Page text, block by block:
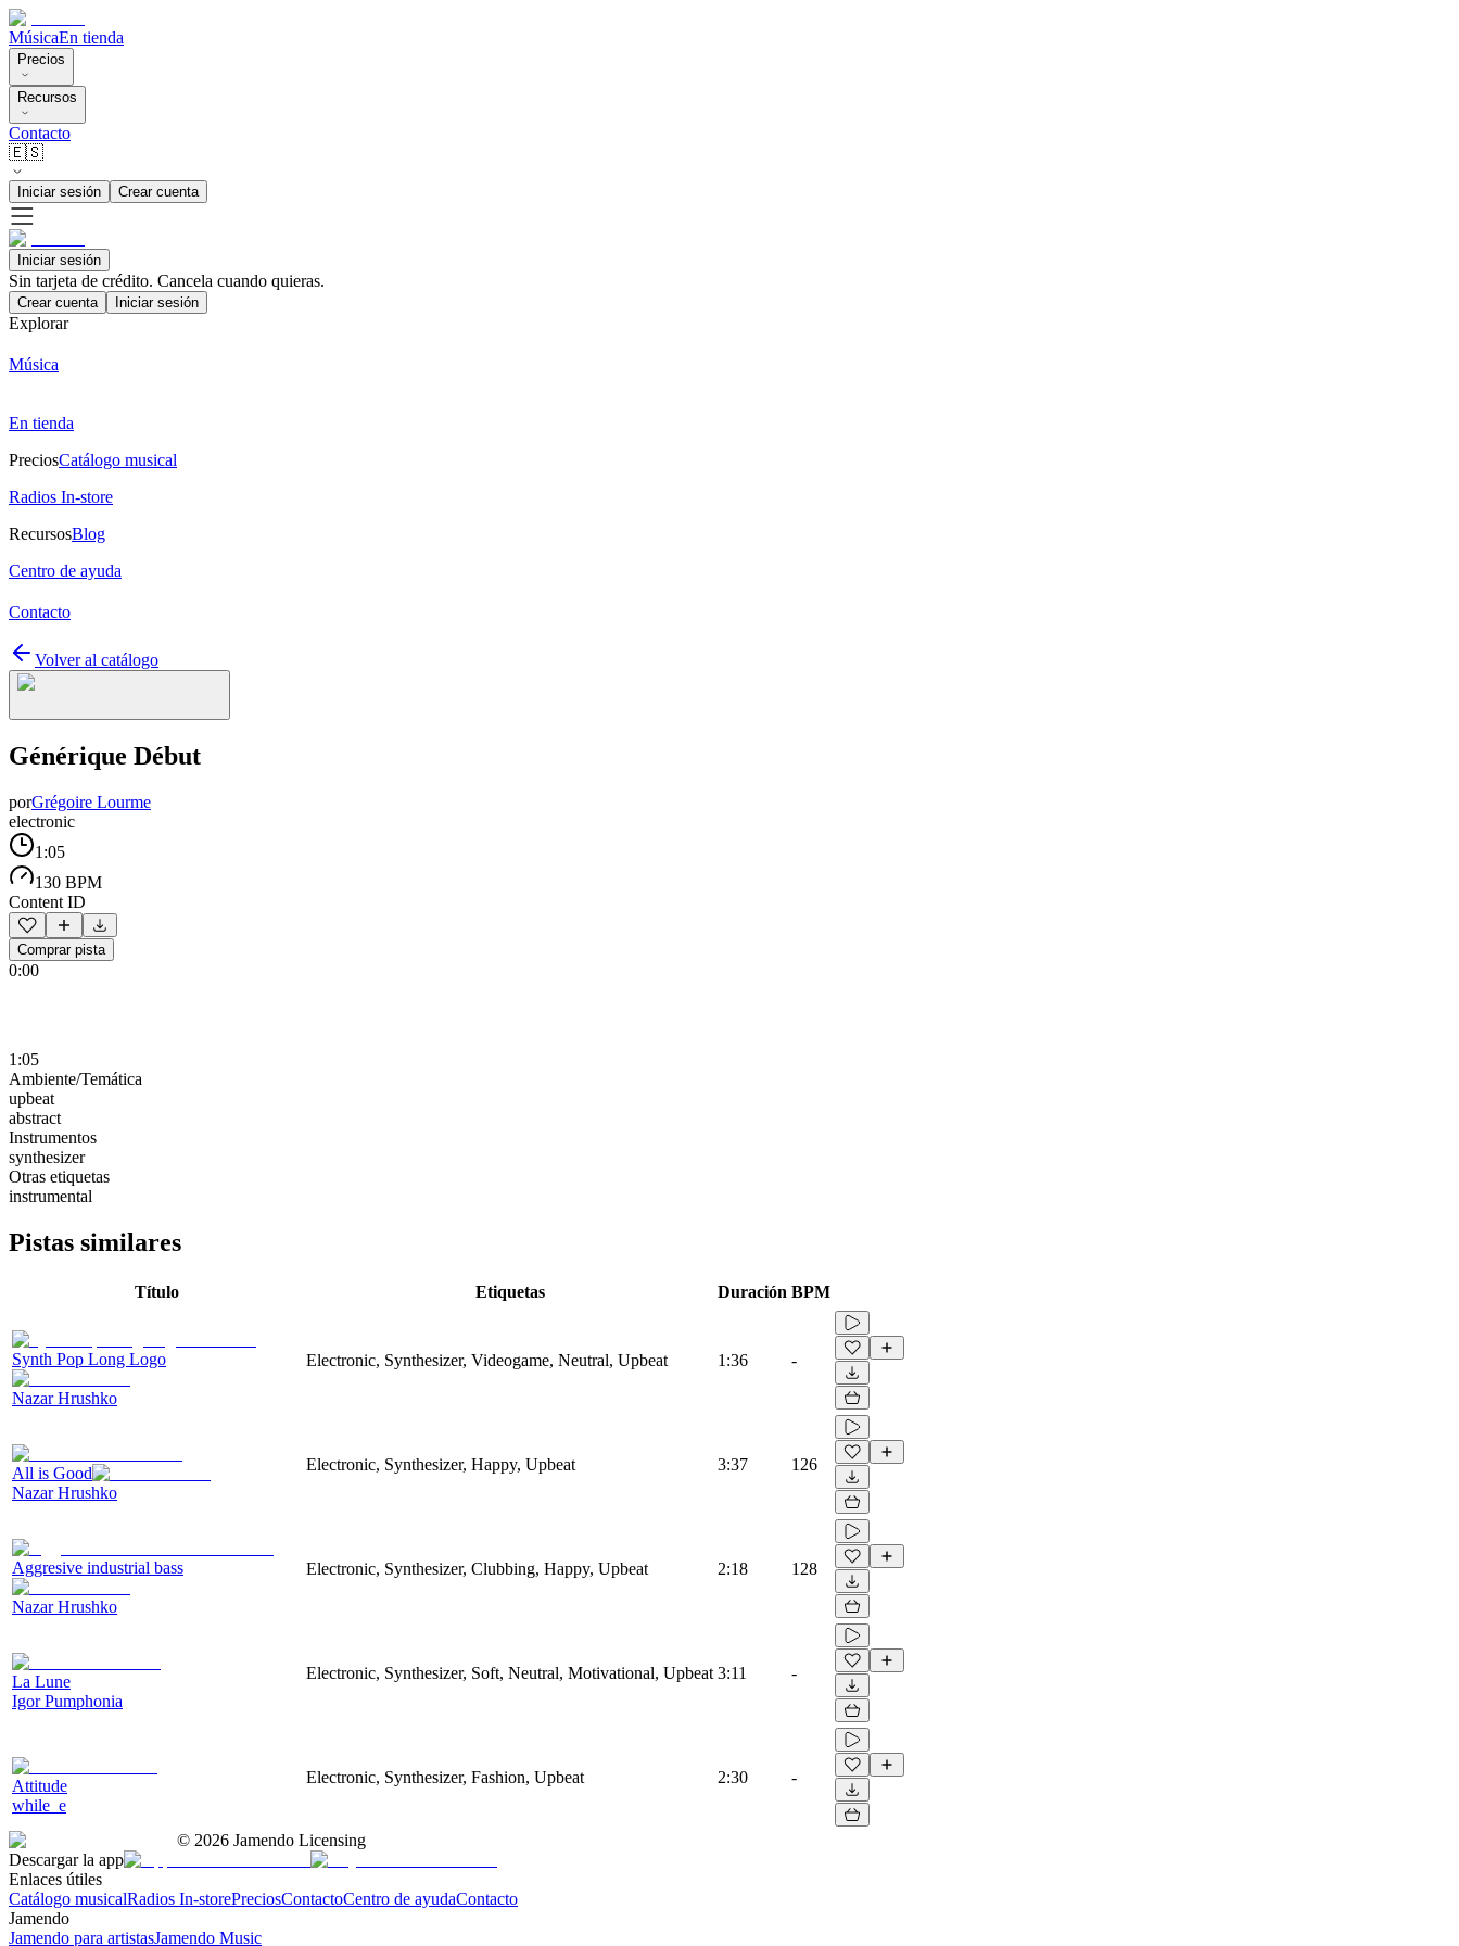
MúsicaEn tienda
Precios
Recursos
Contacto
🇪🇸
Iniciar sesión Crear cuenta
Iniciar sesión
Sin tarjeta de crédito. Cancela cuando quieras.
Crear cuenta Iniciar sesión
Explorar
Música
En tienda
PreciosCatálogo musical
Radios In-store
RecursosBlog
Centro de ayuda
Contacto
Volver al catálogo
Générique Début
porGrégoire Lourme
electronic
1:05
130 BPM
Content ID
Comprar pista
0:00
1:05
Ambiente/Temática
upbeat
abstract
Instrumentos
synthesizer
Otras etiquetas
instrumental
Pistas similares
Título Etiquetas Duración BPM
Synth Pop Long Logo
Nazar Hrushko
Electronic, Synthesizer, Videogame, Neutral, Upbeat 1:36 -
All is Good
Nazar Hrushko
Electronic, Synthesizer, Happy, Upbeat 3:37 126
Aggresive industrial bass
Nazar Hrushko
Electronic, Synthesizer, Clubbing, Happy, Upbeat 2:18 128
La Lune
Igor Pumphonia
Electronic, Synthesizer, Soft, Neutral, Motivational, Upbeat 3:11 -
Attitude
while_e
Electronic, Synthesizer, Fashion, Upbeat 2:30 -
© 2026 Jamendo Licensing
Descargar la app
Enlaces útiles
Catálogo musicalRadios In-storePreciosContactoCentro de ayudaContacto
Jamendo
Jamendo para artistasJamendo Music